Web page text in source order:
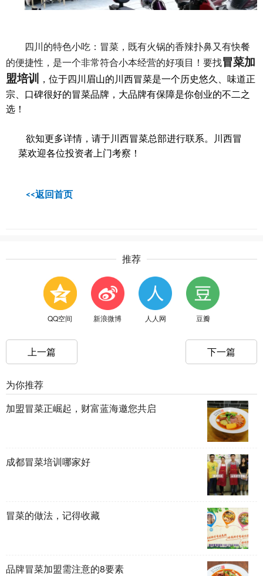
四川的特色小吃：冒菜，既有火锅的香辣扑鼻又有快餐
的便捷性，是一个非常符合小本经营的好项目！要找冒菜加
盟培训
，位于四川眉山的川西冒菜是一个历史悠久、味道正
宗、口碑很好的冒菜品牌，大品牌有保障是你创业的不二之
选！
欲知更多详情，请于川西冒菜总部进行联系。川西冒
菜欢迎各位投资者上门考察！
<<返回首页
推荐
QQ空间 新浪微博 人人网 豆瓣
上一篇 下一篇
为你推荐
加盟冒菜正崛起，财富蓝海邀您共启
成都冒菜培训哪家好
冒菜的做法，记得收藏
品牌冒菜加盟需注意的8要素